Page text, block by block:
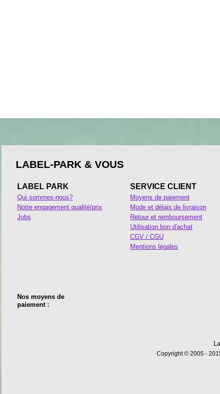
LABEL-PARK & VOUS
LABEL PARK
Qui sommes-nous?
Notre engagement qualité/prix
Jobs
SERVICE CLIENT
Moyens de paiement
Mode et délais de livraison
Retour et remboursement
Utilisation bon d'achat
CGV / CGU
Mentions légales
Nos moyens de
paiement :
Copyright © 2005 -